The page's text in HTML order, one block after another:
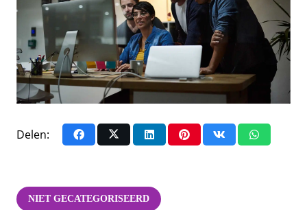
Delen:
NIET GECATEGORISEERD